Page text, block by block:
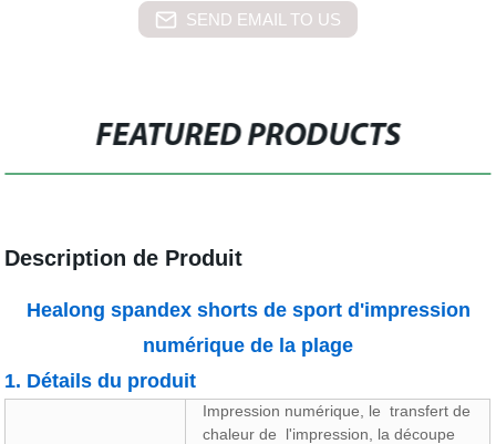
SEND EMAIL TO US
FEATURED PRODUCTS
Description de Produit
Healong spandex shorts de sport d'impression
numérique de la plage
1. Détails du produit
Impression numérique, le transfert de
chaleur de
l'impression, la découpe